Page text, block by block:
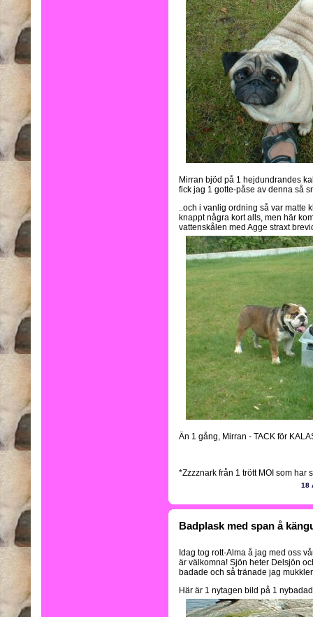
Mirran bjöd på 1 hejdundrandes
fick jag 1 gotte-påse av denna så
..och i vanlig ordning så var matte
knappt några kort alls, men här
vattenskålen med Agge straxt
Än 1 gång, Mirran - TACK för
*Zzzznark från 1 trött MOI som har
18
Badplask med span å
Idag tog rott-Alma å jag med oss
är välkomna! Sjön heter Delsjön
badade och så tränade jag
Här är 1 nytagen bild på 1